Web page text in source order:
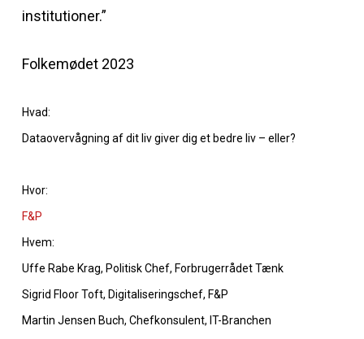
institutioner.”
Folkemødet 2023
Hvad:
Dataovervågning af dit liv giver dig et bedre liv – eller?
Hvor:
F&P
Hvem:
Uffe Rabe Krag, Politisk Chef, Forbrugerrådet Tænk
Sigrid Floor Toft, Digitaliseringschef, F&P
Martin Jensen Buch, Chefkonsulent, IT-Branchen